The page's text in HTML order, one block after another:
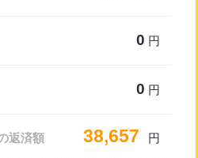
0 円
0 円
返済額 38,657 円